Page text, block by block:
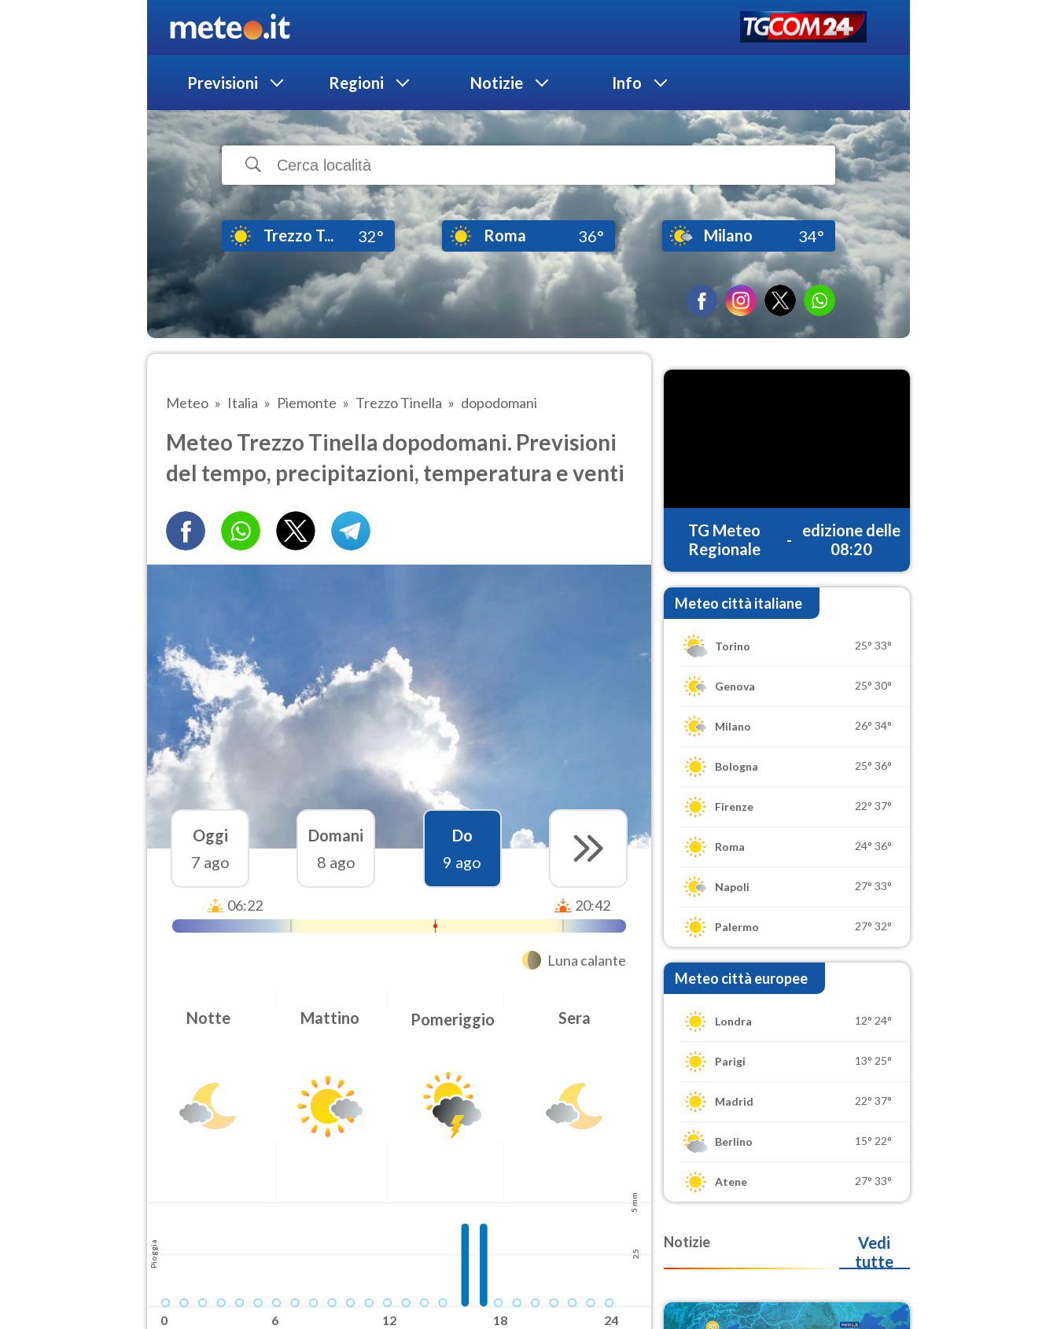
Previsioni Regioni Notizie Info
Trezzo T... 32° Roma 36° Milano 34°
Meteo Italia Piemonte Trezzo Tinella dopodomani
Meteo Trezzo Tinella dopodomani. Previsioni
del tempo, precipitazioni, temperatura e venti
Oggi
7 ago
Domani
8 ago
Do
9 ago
06:22 20:42
Luna calante
Notte Mattino Pomeriggio Sera
5 mm
2.5
Pioggia
0 6 12 18 24
TG Meteo
Regionale
-
edizione delle
08:20
Meteo città italiane
Torino 25° 33°
Genova 25° 30°
Milano 26° 34°
Bologna 25° 36°
Firenze 22° 37°
Roma 24° 36°
Napoli 27° 33°
Palermo 27° 32°
Meteo città europee
Londra 12° 24°
Parigi 13° 25°
Madrid 22° 37°
Berlino 15° 22°
Atene 27° 33°
Notizie
Vedi
tutte